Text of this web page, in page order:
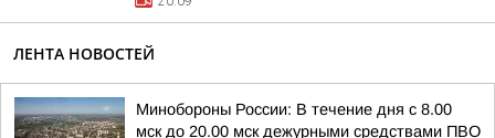
ЛЕНТА НОВОСТЕЙ
Минобороны России: В течение дня с 8.00
мск до 20.00 мск дежурными средствами ПВО